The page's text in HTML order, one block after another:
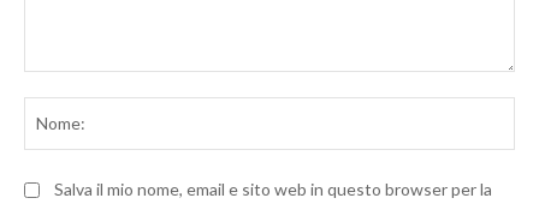
Salva il mio nome, email e sito web in questo browser per la